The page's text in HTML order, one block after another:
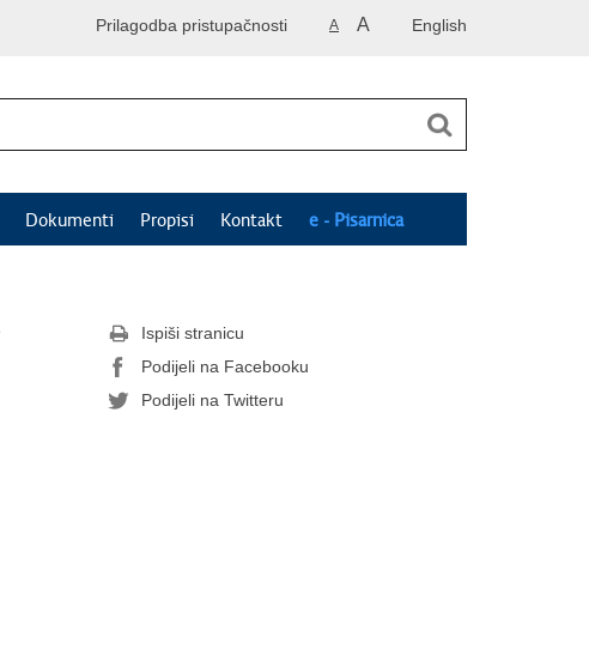
English
A A
Prilagodba pristupačnosti
Dokumenti Propisi Kontakt e - Pisarnica
Ispiši stranicu
Podijeli na Facebooku
Podijeli na Twitteru